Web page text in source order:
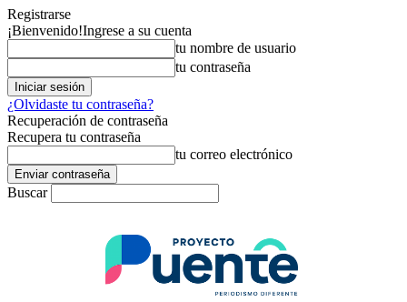
Registrarse
¡Bienvenido!Ingrese a su cuenta
tu nombre de usuario
tu contraseña
¿Olvidaste tu contraseña?
Recuperación de contraseña
Recupera tu contraseña
tu correo electrónico
Buscar